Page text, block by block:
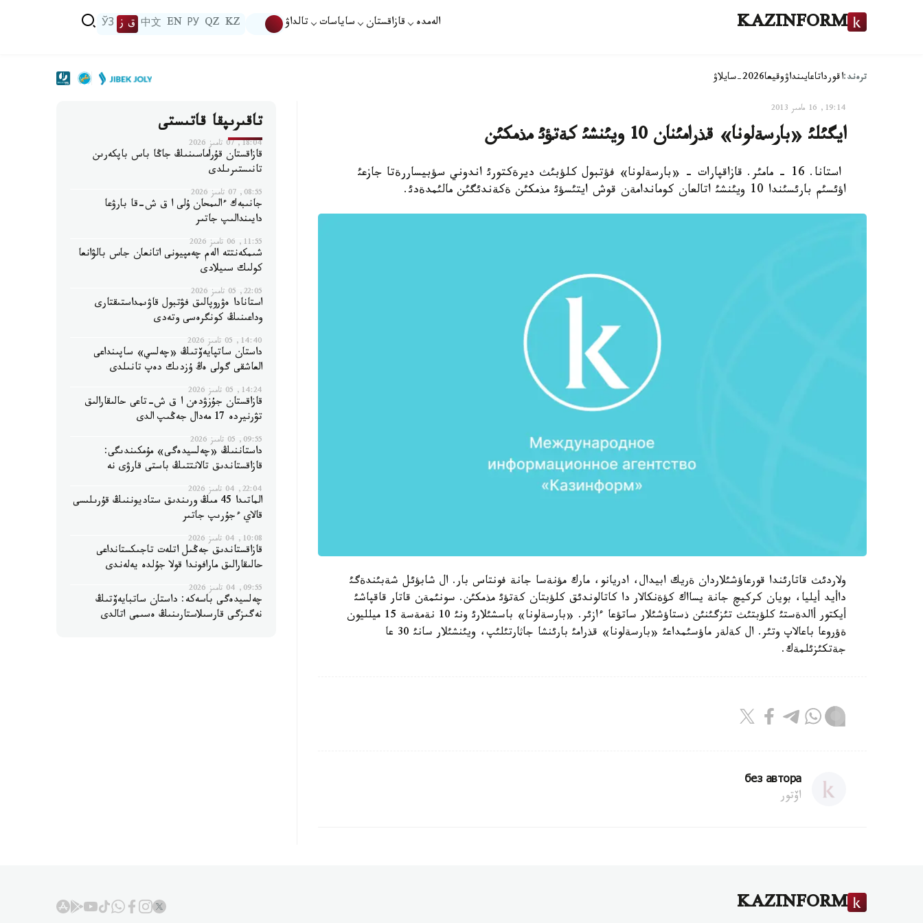
KAZINFORM الەمدە قازاقستان ساياسات تالداۋ KZ
QZ
РУ
EN
中文 ق ز ЎЗ
ترەند:اقورداتاعايىنداۋوقيعا2026-سايلاۋ
19:14, 16 مامىر 2013
ايگئلئ «بارسةلونا» قذرامئنان 10 ويئنشئ كةتؤئ مذمكئن
استانا. 16 - مامئر. قازاقپارات - «بارسةلونا» فؤتبول كلؤبئث ديرةكتورئ اندوني سؤبيساررةتا جازعئ
اؤئسئم بارئسئندا 10 ويئنشئ اتالعان كوماندامةن قوش ايتئسؤئ مذمكئن ةكةندئگئن مالئمدةدئ.
ولاردئث قاتارئندا قورعاؤشئلاردان ةريك ابيدال، ادريانو، مارك مؤنةسا جانة فونتاس بار. ال شابؤئل شةبئندةگئ
داأيد أيليا، بويان كركيچ جانة يسااك كؤةنكالار دا كاتالوندئق كلؤبتان كةتؤئ مذمكئن. سونئمةن قاتار قاقپاشئ
أيكتور أالدةستئ كلؤبتئث تئزگئنئن ذستاؤشئلار ساتؤعا ءازئر. «بارسةلونا» باسشئلارئ ونئ 10 نةمةسة 15 ميلليون
ةؤروعا باعالاپ وتئر. ال كةلةر ماؤسئمداعئ «بارسةلونا» قذرامئ بارئنشا جاثارتئلئپ، ويئنشئلار سانئ 30 عا
جةتكئزئلمةك.
без автора
اۆتور
تاقىرىپقا قاتىستى
18:04, 07 تامىز 2026
قازاقستان قۇراماسىنىڭ جاڭا باس باپكەرىن
تانىستىرىلدى
08:55, 07 تامىز 2026
جانىبەك ءالىمحان ۇلى ا ق ش-قا بارۋعا
دايىندالىپ جاتىر
11:55, 06 تامىز 2026
شىمكەنتتە الەم چەمپيونى اتانعان جاس بالۋانعا
كولىك سىيلادى
22:05, 05 تامىز 2026
استانادا ەۋروپالىق فۋتبول قاۋىمداستىقتارى
وداعىنىڭ كونگرەسى وتەدى
14:40, 05 تامىز 2026
داستان ساتپايەۆتىڭ «چەلسي» ساپىنداعى
العاشقى گولى ەڭ ۇزدىك دەپ تانىلدى
14:24, 05 تامىز 2026
قازاقستان جۇزۋدەن ا ق ش-تاعى حالىقارالىق
تۋرنيردە 17 مەدال جەڭىپ الدى
09:55, 05 تامىز 2026
داستاننىڭ «چەلسيدەگى» مۇمكىندىگى:
قازاقستاندىق تالانتتىڭ باستى قارۋى نە
22:04, 04 تامىز 2026
الماتىدا 45 مىڭ ورىندىق ستاديوننىڭ قۇرىلىسى
قالاي ءجۇرىپ جاتىر
10:08, 04 تامىز 2026
قازاقستاندىق جەڭىل اتلەت تاجىكستانداعى
حالىقارالىق مارافوندا قولا جۇلدە يەلەندى
09:55, 04 تامىز 2026
چەلسيدەگى باسەكە: داستان ساتبايەۆتىڭ
نەگىزگى قارسىلاستارىنىڭ ەسىمى اتالدى
KAZINFORM